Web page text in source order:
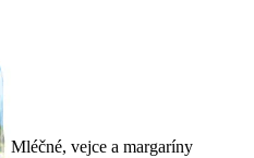
Mléčné, vejce a margaríny